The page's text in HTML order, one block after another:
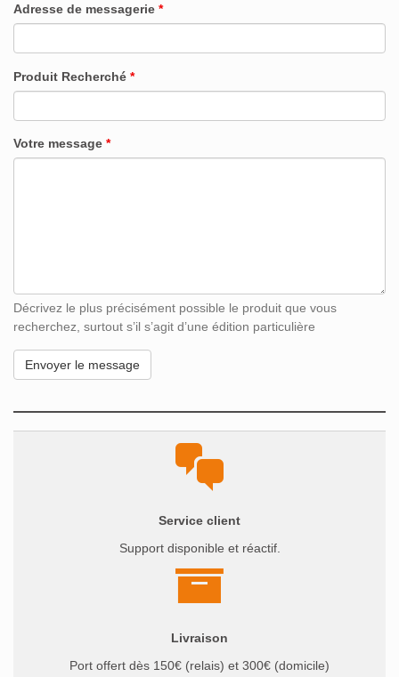
Adresse de messagerie *
Produit Recherché *
Votre message *
Décrivez le plus précisément possible le produit que vous
recherchez, surtout s’il s’agit d’une édition particulière
Service client
Support disponible et réactif.
Livraison
Port offert dès 150€ (relais) et 300€ (domicile)